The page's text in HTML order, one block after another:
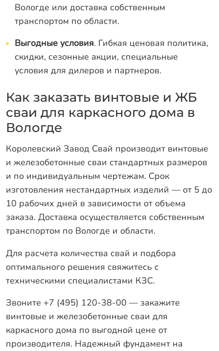
Вологде или доставка собственным
транспортом по области.
Выгодные условия. Гибкая ценовая политика,
скидки, сезонные акции, специальные
условия для дилеров и партнеров.
Как заказать винтовые и ЖБ
сваи для каркасного дома в
Вологде
Королевский Завод Свай производит винтовые
и железобетонные сваи стандартных размеров
и по индивидуальным чертежам. Срок
изготовления нестандартных изделий — от 5 до
10 рабочих дней в зависимости от объема
заказа. Доставка осуществляется собственным
транспортом по Вологде и области.
Для расчета количества свай и подбора
оптимального решения свяжитесь с
техническими специалистами КЗС.
Звоните +7 (495) 120-38-00 — закажите
винтовые и железобетонные сваи для
каркасного дома по выгодной цене от
производителя. Надежный фундамент на